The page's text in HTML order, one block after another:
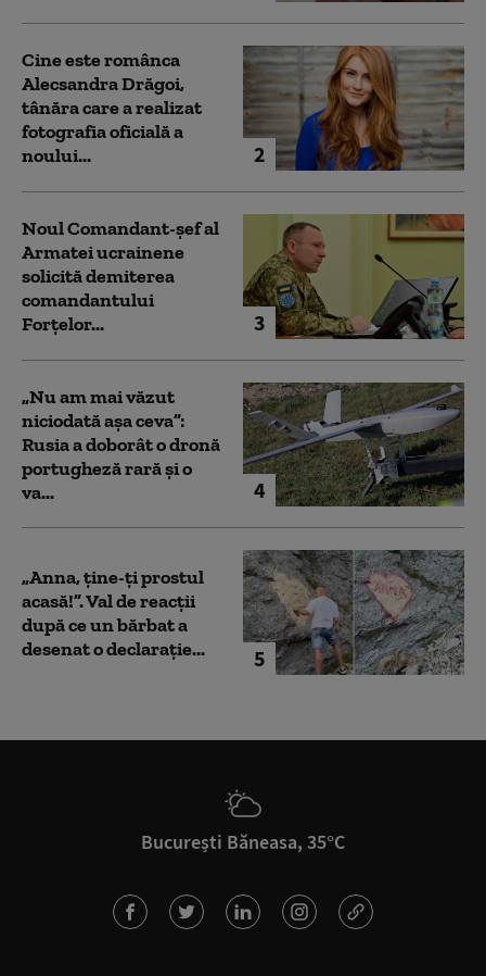
2
Cine este românca
Alecsandra Drăgoi,
tânăra care a realizat
fotografia oficială a
noului...
3
Noul Comandant-șef al
Armatei ucrainene
solicită demiterea
comandantului
Forțelor...
4
„Nu am mai văzut
niciodată așa ceva”:
Rusia a doborât o dronă
portugheză rară și o
va...
5
„Anna, ţine-ţi prostul
acasă!”. Val de reacții
după ce un bărbat a
desenat o declarație...
București Băneasa, 35°C